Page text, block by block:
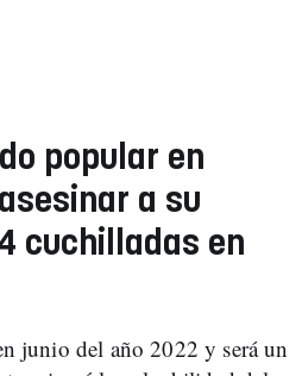
popular en
a su
cuchilladas en
junio del año 2022 y será un